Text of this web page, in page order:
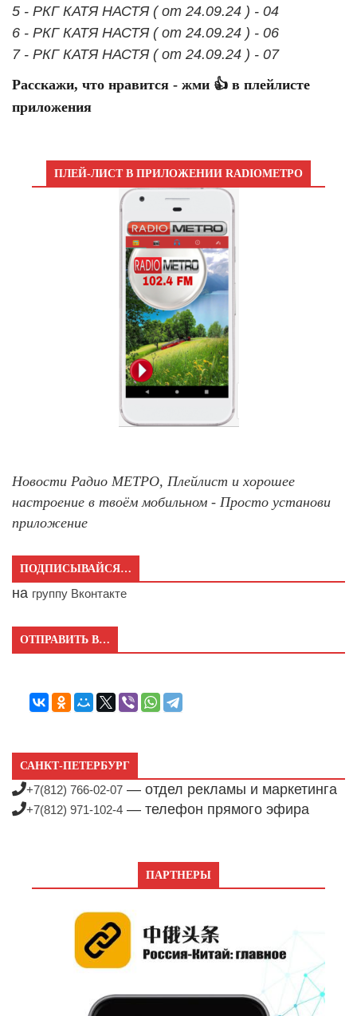
5 - РКГ КАТЯ НАСТЯ ( от 24.09.24 ) - 04
6 - РКГ КАТЯ НАСТЯ ( от 24.09.24 ) - 06
7 - РКГ КАТЯ НАСТЯ ( от 24.09.24 ) - 07
Расскажи, что нравится - жми 👍 в плейлисте
приложения
ПЛЕЙ-ЛИСТ В ПРИЛОЖЕНИИ RADIOМЕТРО
Новости Радио МЕТРО, Плейлист и хорошее
настроение в твоём мобильном - Просто установи
приложение
ПОДПИСЫВАЙСЯ…
на группу Вконтакте
ОТПРАВИТЬ В…
САНКТ-ПЕТЕРБУРГ
+7(812) 766-02-07 — отдел рекламы и маркетинга
+7(812) 971-102-4 — телефон прямого эфира
ПАРТНЕРЫ